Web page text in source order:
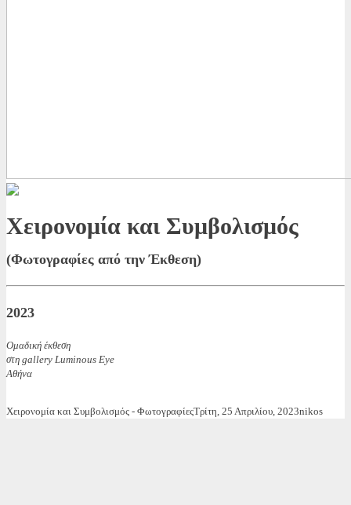
Χειρονομία και Συμβολισμός
(Φωτογραφίες από την Έκθεση)
2023
Ομαδική έκθεση
στη gallery Luminous Eye
Αθήνα
Χειρονομία και Συμβολισμός - ΦωτογραφίεςΤρίτη, 25 Απριλίου, 2023nikos